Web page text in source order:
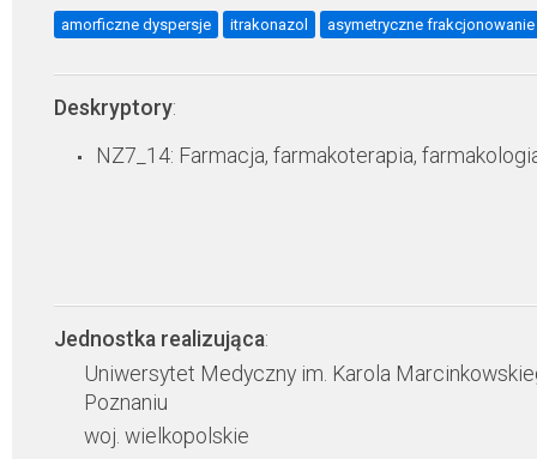
amorficzne dyspersje itrakonazol asymetryczne frakcjonowanie
Deskryptory:
NZ7_14: Farmacja, farmakoterapia,
Jednostka realizująca:
Uniwersytet Medyczny im. Karola
Poznaniu
woj. wielkopolskie